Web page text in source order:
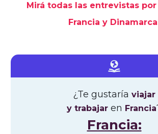
Mirá todas las entrevistas
Francia y
¿Te gustaría viajar
y trabajar en Francia
Francia: